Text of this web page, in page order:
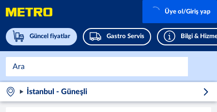
Güncel fiyatlar Gastro Servis Bilgi &
Üye ol/Giriş yap
İstanbul - Güneşli